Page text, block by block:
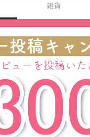
雑貨